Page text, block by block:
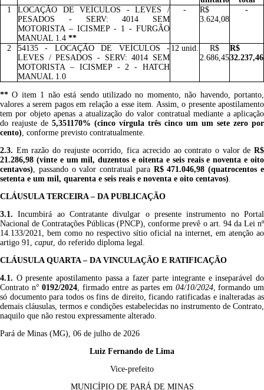
1
LOCAÇÃO DE VEÍCULOS - LEVES /
PESADOS - SERV: 4014 SEM
MOTORISTA – ICISMEP - 1 - FURGÃO
MANUAL 1.4 **
-
R$
3.624,08
-
2
54135 - LOCAÇÃO DE VEÍCULOS -
LEVES / PESADOS - SERV: 4014 SEM
MOTORISTA – ICISMEP - 2 - HATCH
MANUAL 1.0
12 unid.
R$
2.686,45
R$
32.237,46
**O item 1 não está sendo utilizado no momento, não havendo, portanto,
valores a serem pagos em relação a esse item. Assim, o presente apostilamento
tem por objeto apenas a atualização do valor contratual mediante a aplicação
do reajuste de 5,351170% (cinco vírgula três cinco um um sete zero por
cento), conforme previsto contratualmente.
2.3. Em razão do reajuste ocorrido, fica acrecido ao contrato o valor de R$
21.286,98 (vinte e um mil, duzentos e oitenta e seis reais e noventa e oito
centavos), passando o valor contratual para R$471.046,98 (quatrocentos e
setenta e um mil, quarenta e seis reais e noventa e oito centavos).
CLÁUSULA TERCEIRA – DA PUBLICAÇÃO
3.1. Incumbirá ao Contratante divulgar o presente instrumento no Portal
Nacional de Contratações Públicas (PNCP), conforme prevê o art. 94 da Lei nº
14.133/2021, bem como no respectivo sítio oficial na internet, em atenção ao
artigo 91, caput, do referido diploma legal.
CLÁUSULA QUARTA– DA VINCULAÇÃO E RATIFICAÇÃO
4.1. O presente apostilamento passa a fazer parte integrante e inseparável do
Contrato n°0192/2024, firmado entre as partes em 04/10/2024, formando um
só documento para todos os fins de direito, ficando ratificadas e inalteradas as
demais cláusulas, termos e condições estabelecidas no instrumento de Contrato,
naquilo que não restou expressamente alterado.
Pará de Minas (MG), 06 de julho de 2026
Luiz Fernando de Lima
Vice-prefeito
MUNICÍPIO DE PARÁ DE MINAS